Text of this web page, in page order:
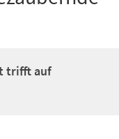
trifft auf